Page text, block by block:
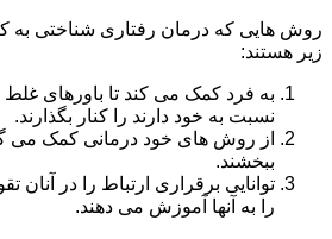
روش هایی که درمان رفتاری شناختی به
زیر هستند:
به فرد کمک می کند تا باورهای
نسبت به خود دارند را کنار بگذارند.
از روش های خود درمانی کمک می
ببخشند.
توانایی برقراری ارتباط را در آنان
را به آنها آموزش می دهند.